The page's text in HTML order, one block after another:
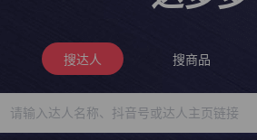
搜达人 搜商品